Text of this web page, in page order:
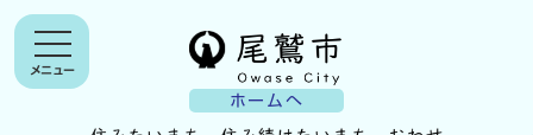
ホームへ
メニュー